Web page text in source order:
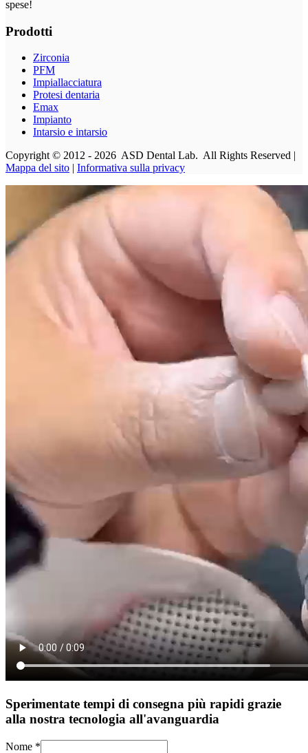
spese!
Prodotti
Zirconia
PFM
Impiallacciatura
Protesi dentaria
Emax
Impianto
Intarsio e intarsio
Copyright © 2012 - 2026 ASD Dental Lab. All Rights Reserved |
Mappa del sito | Informativa sulla privacy
Sperimentate tempi di consegna più rapidi grazie
alla nostra tecnologia all'avanguardia
Nome *